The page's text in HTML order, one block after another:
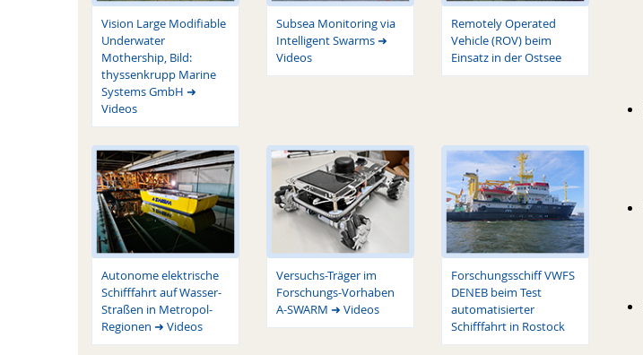
Vision Large Modifiable
Underwater
Mothership, Bild:
thyssenkrupp Marine
Systems GmbH ➜
Videos
Subsea Monitoring via
Intelligent Swarms ➜
Videos
Remotely Operated
Vehicle (ROV) beim
Einsatz in der Ostsee
Autonome elektrische
Schifffahrt auf Wasser-
Straßen in Metropol-
Regionen ➜ Videos
Versuchs-Träger im
Forschungs-Vorhaben
A-SWARM ➜ Videos
Forschungsschiff VWFS
DENEB beim Test
automatisierter
Schifffahrt in Rostock